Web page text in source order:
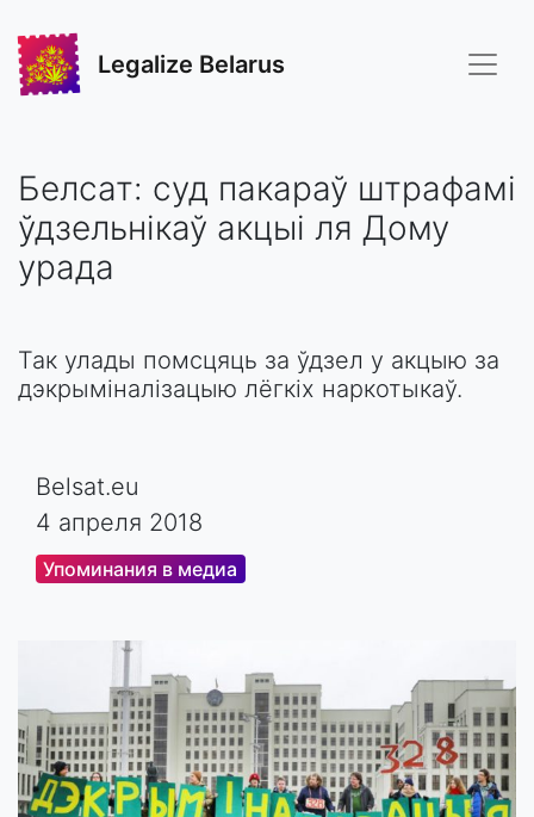
Legalize Belarus
Белсат: суд пакараў штрафамі
ўдзельнікаў акцыі ля Дому
урада
Так улады помсцяць за ўдзел у акцыю за
дэкрыміналізацыю лёгкіх наркотыкаў.
Belsat.eu
4 апреля 2018
Упоминания в медиа